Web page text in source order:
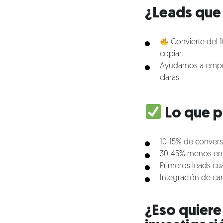
¿Leads
Convierte del
copiar.
Ayudamos a
claras.
Lo que
10-15% de
30-45% menos
Primeros leads
Integración de
¿Eso